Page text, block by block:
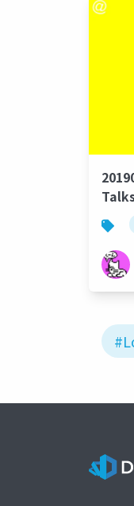
201906 のの会@関数